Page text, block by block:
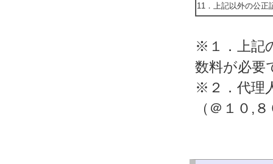
11．上記以外の公正
※１．上記
数料が必要
※２．代理
（＠１０,